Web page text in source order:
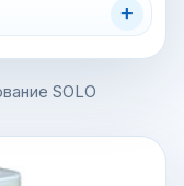
+
SOLO